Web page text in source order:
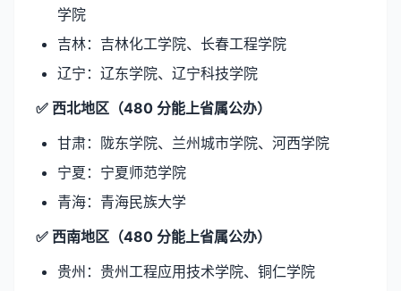
学院
吉林：吉林化工学院、长春工程学院
辽宁：辽东学院、辽宁科技学院
✅ 西北地区（480 分能上省属公办）
甘肃：陇东学院、兰州城市学院、河西学院
宁夏：宁夏师范学院
青海：青海民族大学
✅ 西南地区（480 分能上省属公办）
贵州：贵州工程应用技术学院、铜仁学院